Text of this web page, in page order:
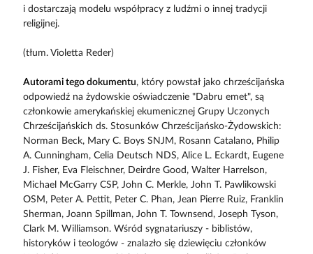
i dostarczają modelu współpracy z ludźmi o innej tradycji
religijnej.
(tłum. Violetta Reder)
Autorami tego dokumentu, który powstał jako chrześcijańska
odpowiedź na żydowskie oświadczenie "Dabru emet", są
członkowie amerykańskiej ekumenicznej Grupy Uczonych
Chrześcijańskich ds. Stosunków Chrześcijańsko-Żydowskich:
Norman Beck, Mary C. Boys SNJM, Rosann Catalano, Philip
A. Cunningham, Celia Deutsch NDS, Alice L. Eckardt, Eugene
J. Fisher, Eva Fleischner, Deirdre Good, Walter Harrelson,
Michael McGarry CSP, John C. Merkle, John T. Pawlikowski
OSM, Peter A. Pettit, Peter C. Phan, Jean Pierre Ruiz, Franklin
Sherman, Joann Spillman, John T. Townsend, Joseph Tyson,
Clark M. Williamson. Wśród sygnatariuszy - biblistów,
historyków i teologów - znalazło się dziewięciu członków